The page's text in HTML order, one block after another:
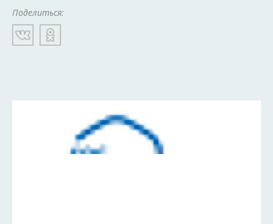
Поделиться: